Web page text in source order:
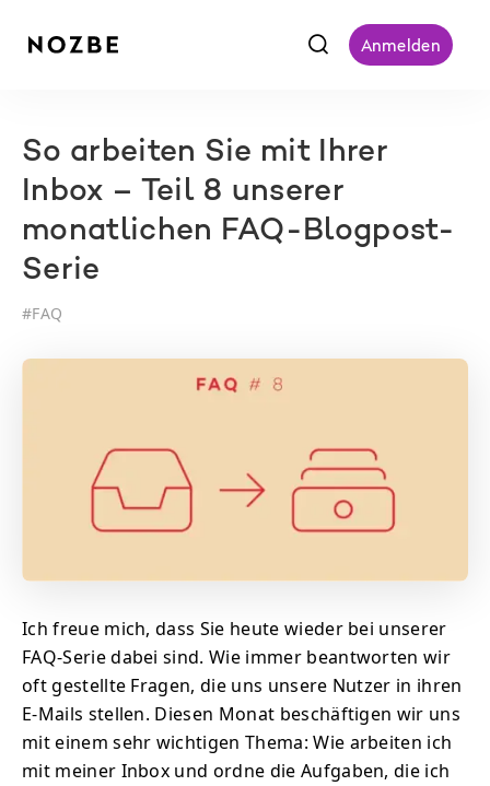
f Anmelden
So arbeiten Sie mit Ihrer
Inbox – Teil 8 unserer
monatlichen FAQ-Blogpost-
Serie
#FAQ
Ich freue mich, dass Sie heute wieder bei unserer
FAQ-Serie dabei sind. Wie immer beantworten wir
oft gestellte Fragen, die uns unsere Nutzer in ihren
E-Mails stellen. Diesen Monat beschäftigen wir uns
mit einem sehr wichtigen Thema: Wie arbeiten ich
mit meiner Inbox und ordne die Aufgaben, die ich